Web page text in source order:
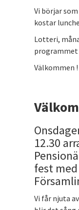
Vi börjar
kostar
Lotteri,
programmet
Välkommen !
12.30
fest
Vi får njuta